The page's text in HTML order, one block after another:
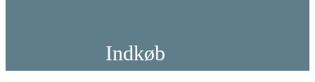
Indkøb